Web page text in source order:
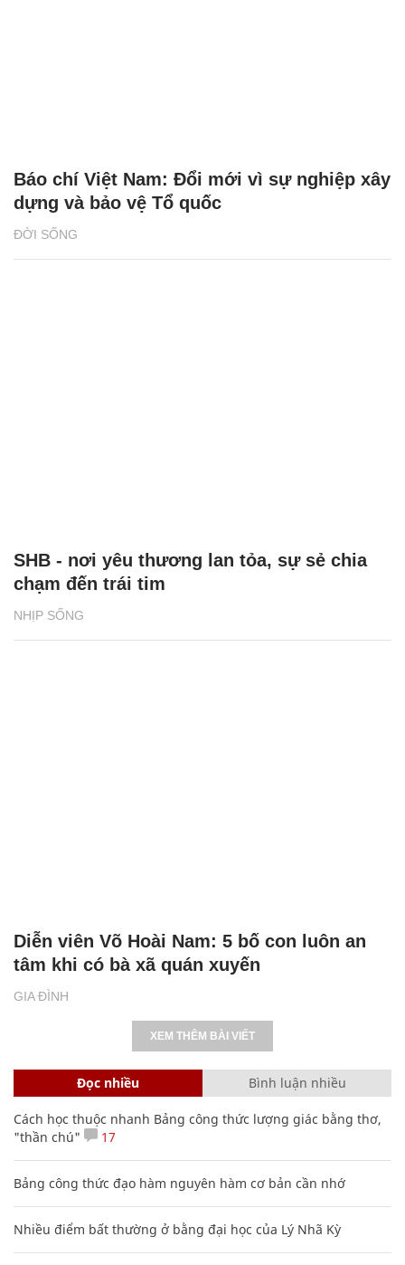
ĐỜI SỐNG
Báo chí Việt Nam: Đổi mới vì sự nghiệp xây
dựng và bảo vệ Tổ quốc
NHỊP SỐNG
SHB - nơi yêu thương lan tỏa, sự sẻ chia
chạm đến trái tim
GIA ĐÌNH
Diễn viên Võ Hoài Nam: 5 bố con luôn an
tâm khi có bà xã quán xuyến
XEM THÊM BÀI VIẾT
Đọc nhiều Bình luận nhiều
Cách học thuộc nhanh Bảng công thức lượng giác bằng thơ,
"thần chú"
17
Bảng công thức đạo hàm nguyên hàm cơ bản cần nhớ
Nhiều điểm bất thường ở bằng đại học của Lý Nhã Kỳ